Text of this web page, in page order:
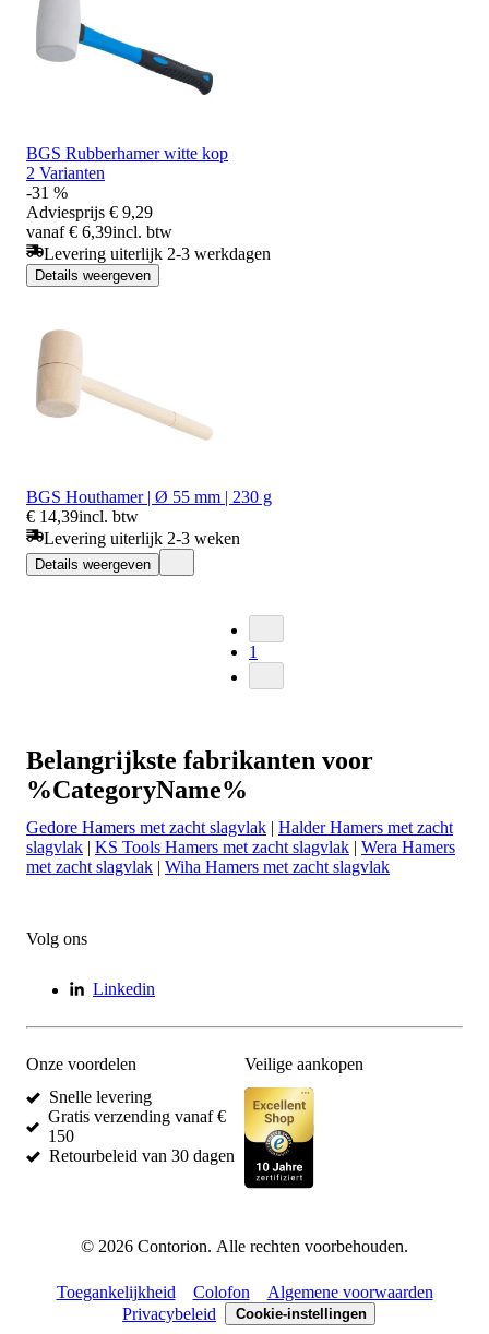
BGS Rubberhamer witte kop
2 Varianten
-31 %
Adviesprijs € 9,29
vanaf € 6,39incl. btw
Levering uiterlijk 2-3 werkdagen
Details weergeven
BGS Houthamer | Ø 55 mm | 230 g
€ 14,39incl. btw
Levering uiterlijk 2-3 weken
Details weergeven
1
Belangrijkste fabrikanten voor
%CategoryName%
Gedore Hamers met zacht slagvlak | Halder Hamers met zacht
slagvlak | KS Tools Hamers met zacht slagvlak | Wera Hamers
met zacht slagvlak | Wiha Hamers met zacht slagvlak
Volg ons
Linkedin
Onze voordelen
Snelle levering
Gratis verzending vanaf €
150
Retourbeleid van 30 dagen
Veilige aankopen
© 2026 Contorion. Alle rechten voorbehouden.
Toegankelijkheid Colofon
Algemene voorwaarden
Privacybeleid
Cookie-instellingen